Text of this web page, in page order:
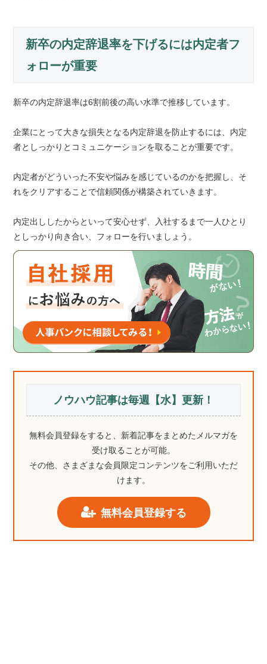
新卒の内定辞退率を下げるには内定者フ
ォローが重要
新卒の内定辞退率は6割前後の高い水準で推移しています。
企業にとって大きな損失となる内定辞退を防止するには、内定
者としっかりとコミュニケーションを取ることが重要です。
内定者がどういった不安や悩みを感じているのかを把握し、そ
れをクリアすることで信頼関係が構築されていきます。
内定出ししたからといって安心せず、入社するまで一人ひとり
としっかり向き合い、フォローを行いましょう。
ノウハウ記事は毎週【水】更新！
無料会員登録をすると、新着記事をまとめたメルマガを
受け取ることが可能。
その他、さまざまな会員限定コンテンツをご利用いただ
けます。
無料会員登録する